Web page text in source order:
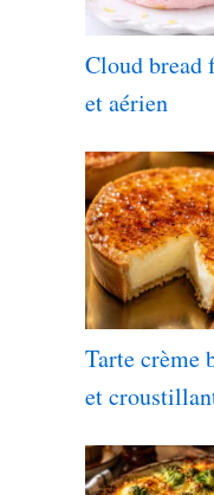
Cloud
et aérien
Tarte crème
et